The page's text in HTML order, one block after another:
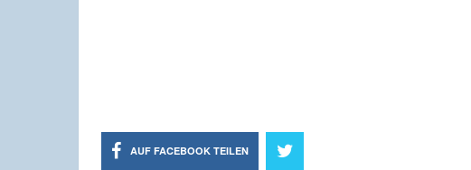
AUF FACEBOOK TEILEN